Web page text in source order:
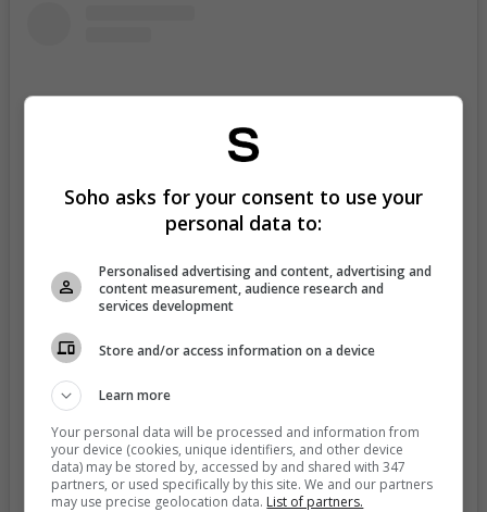
View this post on Instagram
Soho asks for your consent to use your
personal data to:
Personalised advertising and content, advertising and
content measurement, audience research and
services development
Store and/or access information on a device
Learn more
Your personal data will be processed and information from
your device (cookies, unique identifiers, and other device
data) may be stored by, accessed by and shared with 347
partners, or used specifically by this site. We and our partners
may use precise geolocation data. List of partners.